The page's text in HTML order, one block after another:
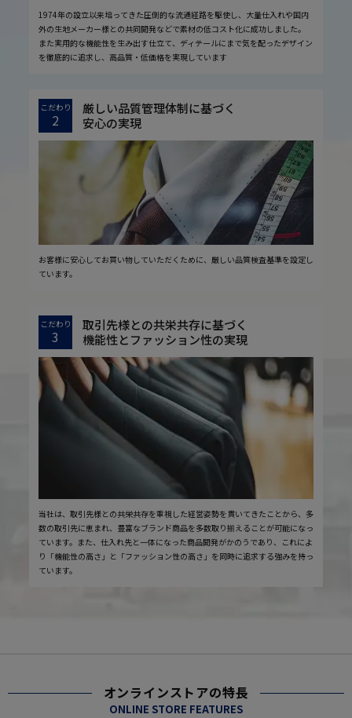
1974年の設立以来培ってきた圧倒的な流通経路を駆使し、大量仕入れや国内
外の生地メーカー様との共同開発などで素材の低コスト化に成功しました。
また実用的な機能性を生み出す仕立て、ディテールにまで気を配ったデザイン
を徹底的に追求し、高品質・低価格を実現しています
こだわり
2
厳しい品質管理体制に基づく
安心の実現
お客様に安心してお買い物していただくために、厳しい品質検査基準を設定し
ています。
こだわり
3
取引先様との共栄共存に基づく
機能性とファッション性の実現
当社は、取引先様との共栄共存を重視した経営姿勢を貫いてきたことから、多
数の取引先に恵まれ、豊富なブランド商品を多数取り揃えることが可能になっ
ています。また、仕入れ先と一体になった商品開発がかのうであり、これによ
り「機能性の高さ」と「ファッション性の高さ」を同時に追求する強みを持っ
ています。
オンラインストアの特長
ONLINE STORE FEATURES